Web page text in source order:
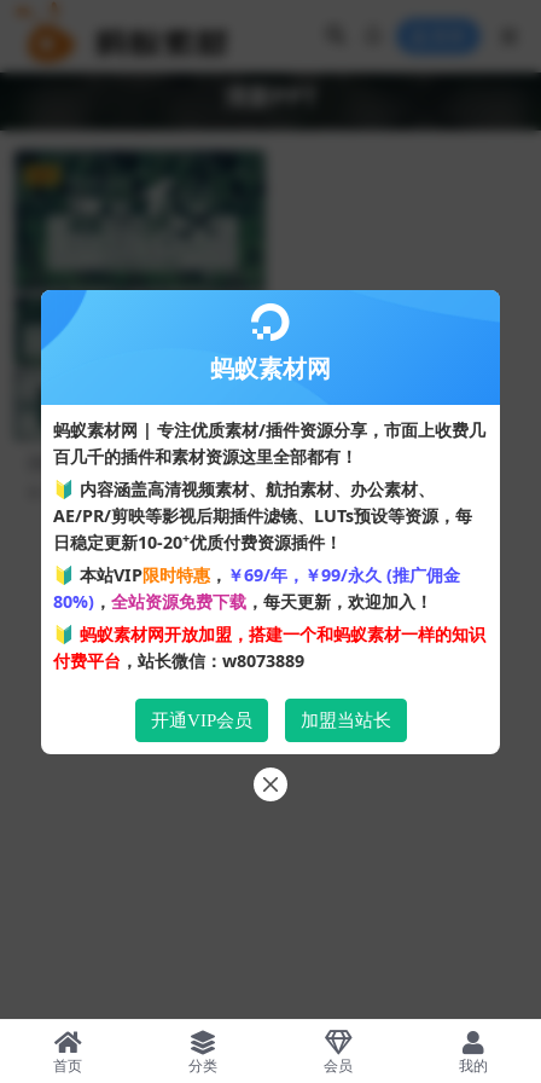
清新绿色树叶背景遇见夏天活
动策划PPT模板
45 10
Copyright © 2024蚂蚁素材网- 版权所有 All rights reserved.
粤ICP备19095528号
XML网站地图HTML网站地图 百度地图
SQL：43
Pages：0.33191s
首页 分类 会员 我的
蚂蚁素材网
蚂蚁素材网 | 专注优质素材/插件资源分享，市面上收费几
百几千的插件和素材资源这里全部都有！
🔰 内容涵盖高清视频素材、航拍素材、办公素材、
AE/PR/剪映等影视后期插件滤镜、LUTs预设等资源，每
日稳定更新10-20+优质付费资源插件！
🔰 本站VIP限时特惠 ， ￥69/年，￥99/永久 (推广佣金
80%) ， 全站资源免费下载 ，每天更新，欢迎加入！
🔰 蚂蚁素材网开放加盟，搭建一个和蚂蚁素材一样的知识
付费平台 ，站长微信：w8073889
开通VIP会员 加盟当站长